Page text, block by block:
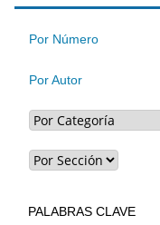
artículo
Por Número
Por Autor
PALABRAS CLAVE